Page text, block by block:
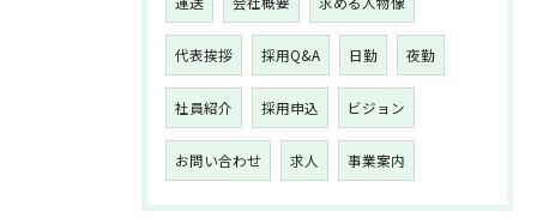
代表挨拶 採用Q&A 日勤 夜勤
社員紹介 採用申込 ビジョン
お問い合わせ 求人 事業案内